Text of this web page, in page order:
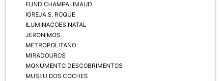
FUND CHAMPALIMAUD
IGREJA S. ROQUE
ILUMINACOES NATAL
JERONIMOS
METROPOLITANO
MIRADOUROS
MONUMENTO DESCOBRIMENTOS
MUSEU DOS COCHES